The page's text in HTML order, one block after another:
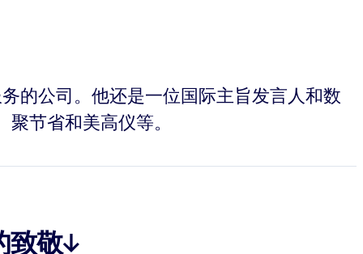
的公司。他还是一位国际主旨发言人和数
节省和美高仪等。
致敬↓